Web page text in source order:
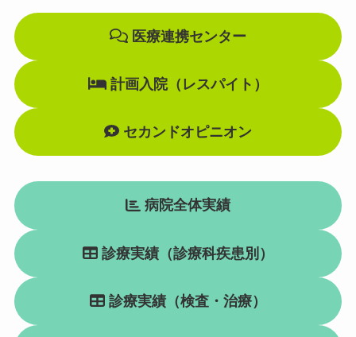
医療連携センター
計画入院（レスパイト）
セカンドオピニオン
病院全体実績
診療実績（診療科疾患別）
診療実績（検査・治療）